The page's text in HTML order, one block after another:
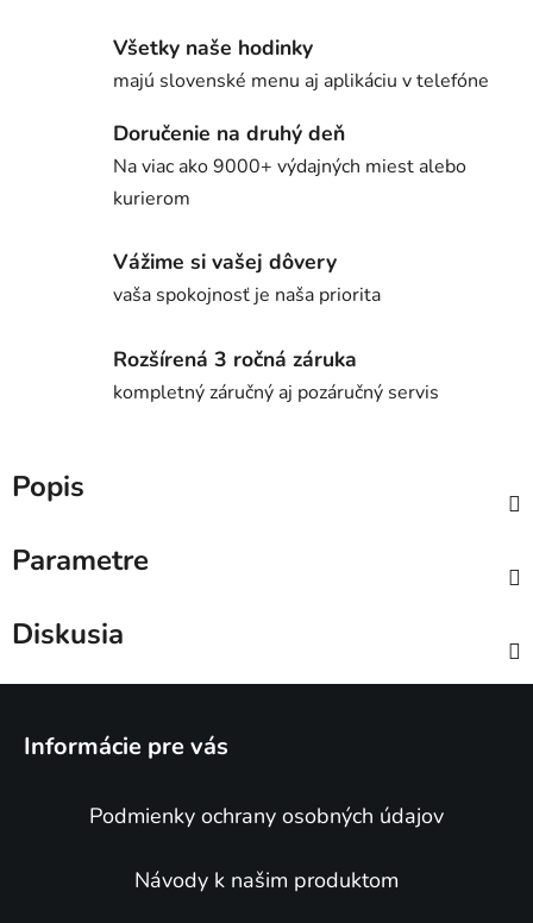
Všetky naše hodinky
majú slovenské menu aj aplikáciu v telefóne
Doručenie na druhý deň
Na viac ako 9000+ výdajných miest alebo
kurierom
Vážime si vašej dôvery
vaša spokojnosť je naša priorita
Rozšírená 3 ročná záruka
kompletný záručný aj pozáručný servis
Popis
Parametre
Diskusia
Informácie pre vás
Podmienky ochrany osobných údajov
Návody k našim produktom